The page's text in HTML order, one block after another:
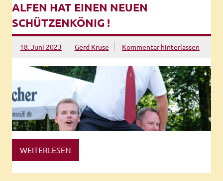
ALFEN HAT EINEN NEUEN
SCHÜTZENKÖNIG !
18. Juni 2023 Gerd Kruse Kommentar hinterlassen
WEITERLESEN